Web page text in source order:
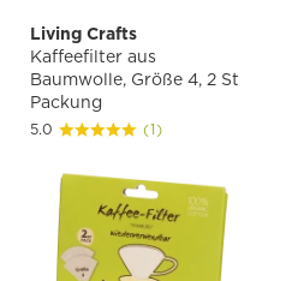
Living Crafts
Kaffeefilter aus
Baumwolle, Größe 4, 2 St
Packung
5.0 (1)